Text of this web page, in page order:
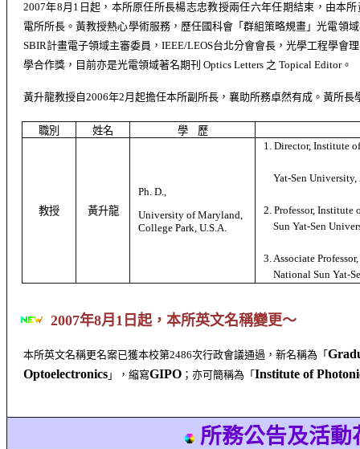
2007年8月 1 日起，本所原任所長楊志忠教授兩任六年任期結束，由本
電所所長。黃教授熱心學術服務，歷任國科會「群組策略規畫」光電領
SBIR計畫電子領域主審委員，IEEE/LEOS台北分會會長，光學工程學會
學合作獎，目前亦是光電領域著名期刊 Optics Letters 之 Topical Editor。
黃升龍教授自2006年2月起擔任本所副所長，襄助所務卓然有成。黃所長
職別 姓名 學 歷
教授 黃升龍
Ph. D.,
University of Maryland,
College Park, U.S.A.
1. Director, Institute
Yat-Sen University,
2. Professor,
Sun Yat-Sen
3. Associate
National Sun Yat-
2007年8月 1 日起，本所英文名稱變更～
本所英文名稱更名案已獲本校第2486次行政會議通過，新名稱為「
Optoelectronics 」，縮寫GIPO ；亦可簡稱為「 Institute of
所務公告及活動